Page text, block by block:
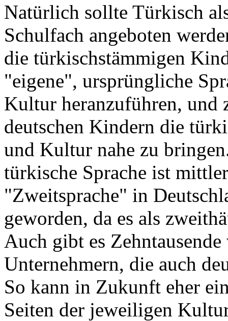
Natürlich sollte Türkisch
Schulfach angeboten
die türkischstämmigen
"eigene", ursprüngliche
Kultur heranzuführen, und
deutschen Kindern die
und Kultur nahe zu
türkische Sprache ist
"Zweitsprache" in
geworden, da es als
Auch gibt es
Unternehmern, die auch
So kann in Zukunft eher
Seiten der jeweiligen